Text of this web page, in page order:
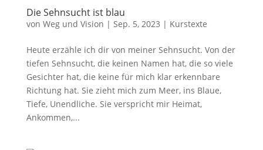
Die Sehnsucht ist blau
von Weg und Vision | Sep. 5, 2023 | Kurstexte
Heute erzähle ich dir von meiner Sehnsucht. Von der
tiefen Sehnsucht, die keinen Namen hat, die so viele
Gesichter hat, die keine für mich klar erkennbare
Richtung hat. Sie zieht mich zum Meer, ins Blaue,
Tiefe, Unendliche. Sie verspricht mir Heimat,
Ankommen,...